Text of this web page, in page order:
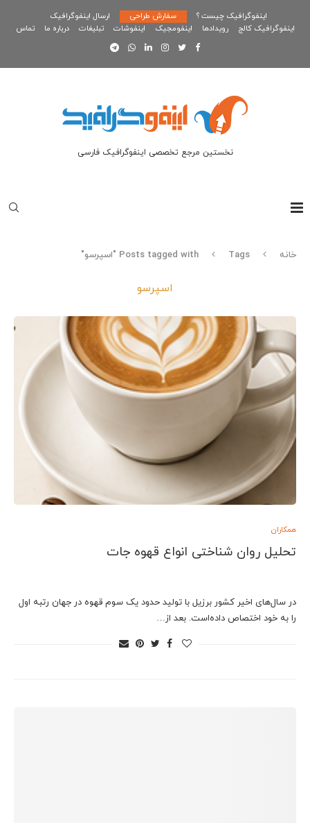
اینفوگرافیک چیست ؟ سفارش طراحی
ارسال اینفوگرافیک
اینفوگرافیک کالج
رویدادها اینفومجیک اینفوشات تبلیغات درباره ما تماس
نخستین مرجع تخصصی اینفوگرافیک فارسی
خانه Tags Posts tagged with "اسپرسو"
اسپرسو
همکاران
تحلیل روان شناختی انواع قهوه جات
در سال‌های اخیر کشور برزیل با تولید حدود یک سوم قهوه در جهان رتبه اول
را به خود اختصاص داده‌است. بعد از…